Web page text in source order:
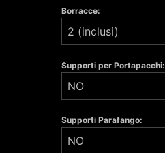
Borracce:
2 (inclusi)
Supporti per Portapacchi:
NO
Supporti Parafango:
NO